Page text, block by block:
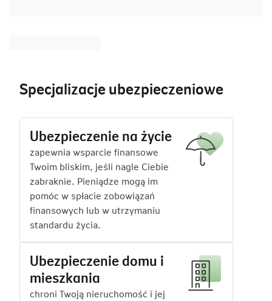
Specjalizacje ubezpieczeniowe
Ubezpieczenie na życie
zapewnia wsparcie finansowe
Twoim bliskim, jeśli nagle Ciebie
zabraknie. Pieniądze mogą im
pomóc w spłacie zobowiązań
finansowych lub w utrzymaniu
standardu życia.
Ubezpieczenie domu i
mieszkania
chroni Twoją nieruchomość i jej